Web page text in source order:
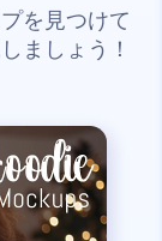
を見つけて
ましょう！